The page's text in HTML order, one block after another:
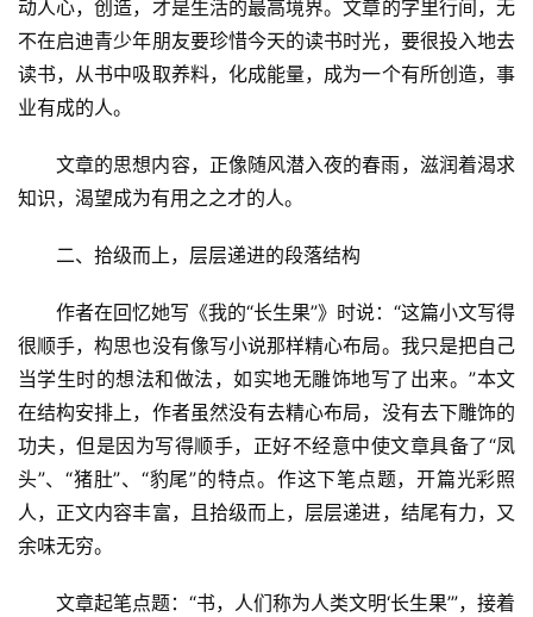
动人心，创造，才是生活的最高境界。文章的字里行间，无
不在启迪青少年朋友要珍惜今天的读书时光，要很投入地去
读书，从书中吸取养料，化成能量，成为一个有所创造，事
业有成的人。
文章的思想内容，正像随风潜入夜的春雨，滋润着渴求
知识，渴望成为有用之之才的人。
二、拾级而上，层层递进的段落结构
作者在回忆她写《我的“长生果”》时说：“这篇小文写得
很顺手，构思也没有像写小说那样精心布局。我只是把自己
当学生时的想法和做法，如实地无雕饰地写了出来。”本文
在结构安排上，作者虽然没有去精心布局，没有去下雕饰的
功夫，但是因为写得顺手，正好不经意中使文章具备了“凤
头”、“猪肚”、“豹尾”的特点。作这下笔点题，开篇光彩照
人，正文内容丰富，且拾级而上，层层递进，结尾有力，又
余味无穷。
文章起笔点题：“书，人们称为人类文明‘长生果’”，接着